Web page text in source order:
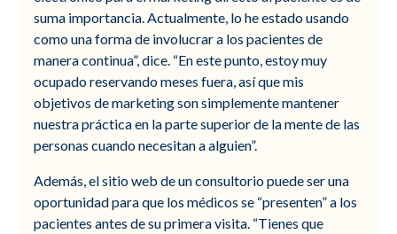
suma importancia. Actualmente, lo he estado usando
como una forma de involucrar a los pacientes de
manera continua”, dice. “En este punto, estoy muy
ocupado reservando meses fuera, así que mis
objetivos de marketing son simplemente mantener
nuestra práctica en la parte superior de la mente de las
personas cuando necesitan a alguien”.
Además, el sitio web de un consultorio puede ser una
oportunidad para que los médicos se “presenten” a los
pacientes antes de su primera visita. “Tienes que